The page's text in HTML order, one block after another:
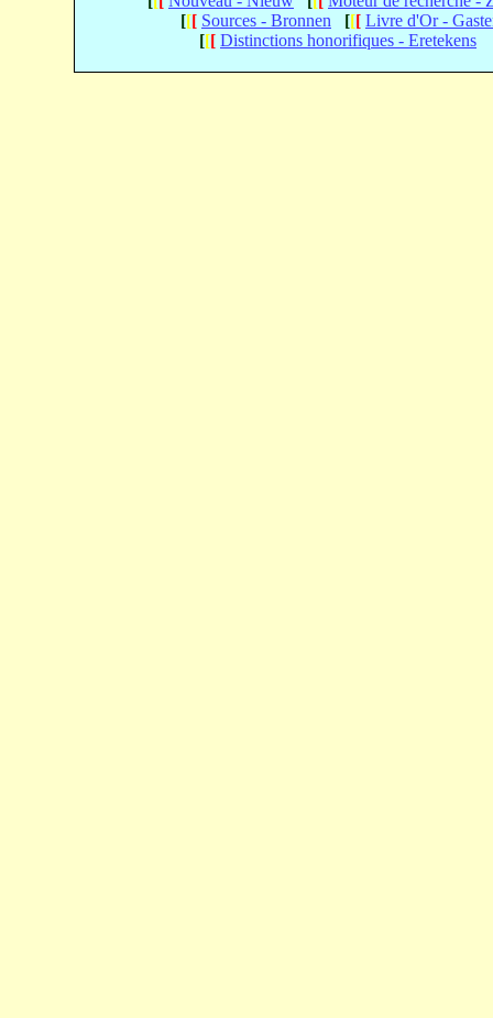
[[[ Sources - Bronnen [[[ Livre d'Or -
[[[ Distinctions honorifiques - Eretekens